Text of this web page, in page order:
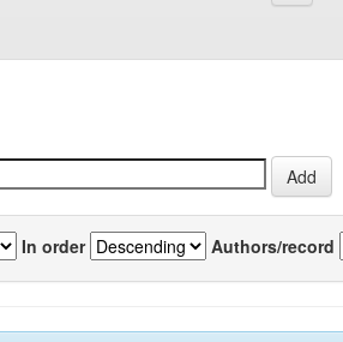
In order Authors/record